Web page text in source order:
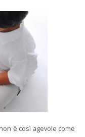
è così agevole come